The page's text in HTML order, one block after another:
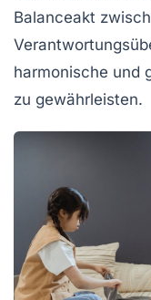
Balanceakt
harmonische und
zu gewährleisten.